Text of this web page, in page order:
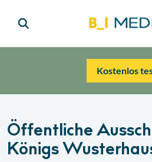
Kostenlos
Öffentliche
Königs